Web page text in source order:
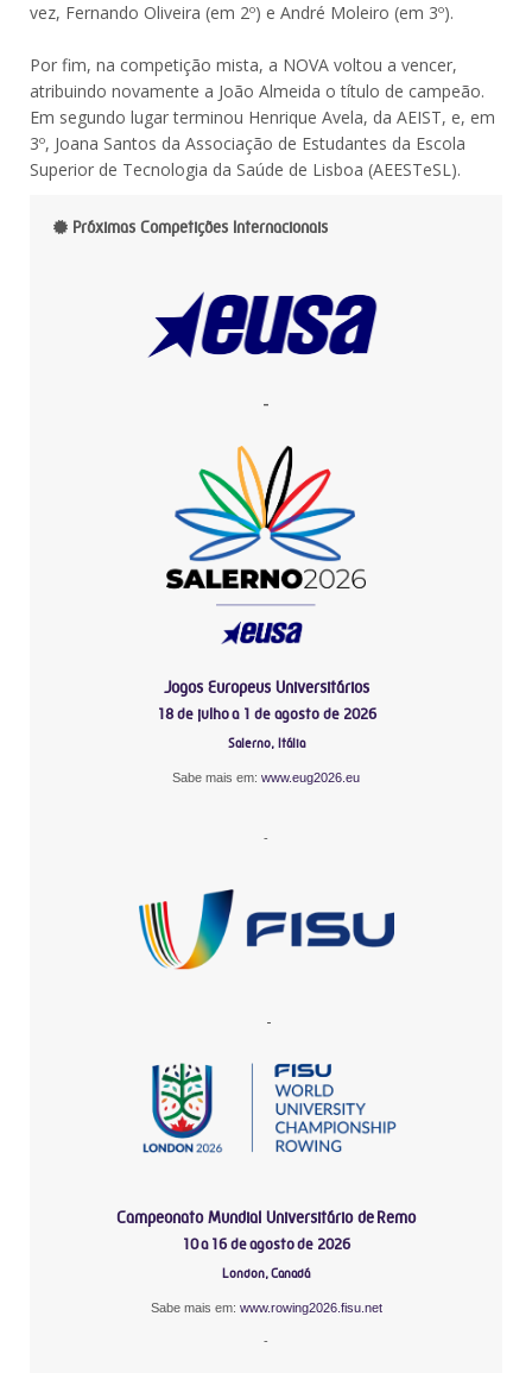
vez, Fernando Oliveira (em 2º) e André Moleiro (em 3º).
Por fim, na competição mista, a NOVA voltou a vencer,
atribuindo novamente a João Almeida o título de campeão.
Em segundo lugar terminou Henrique Avela, da AEIST, e, em
3º, Joana Santos da Associação de Estudantes da Escola
Superior de Tecnologia da Saúde de Lisboa (AEESTeSL).
Próximas Competições Internacionais
-
Jogos Europeus Universitários
18 de julho a 1 de agosto de 2026
Salerno, Itália
Sabe mais em: www.eug2026.eu
-
-
Campeonato Mundial Universitário de Remo
10 a 16 de agosto de 2026
London, Canadá
Sabe mais em: www.rowing2026.fisu.net
-